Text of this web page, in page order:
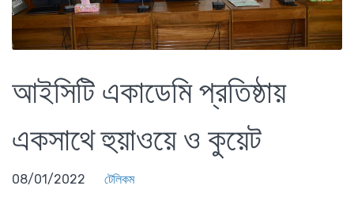
আইসিটি একাডেমি প্রতিষ্ঠায়
একসাথে হুয়াওয়ে ও কুয়েট
08/01/2022 টেলিকম